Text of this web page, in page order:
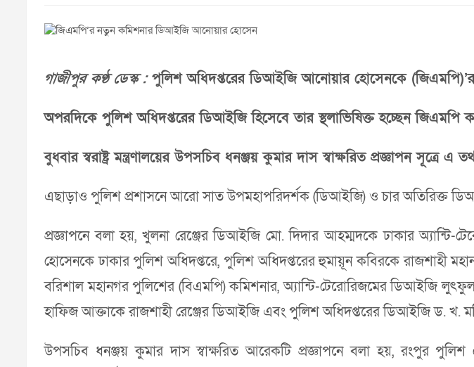
গাজীপুর কণ্ঠ ডেস্ক :পুলিশ অধিদপ্তরের ডিআইজি আনোয়ার হোসেনকে (জিএমপি)’র
অপরদিকে পুলিশ অধিদপ্তরের ডিআইজি হিসেবে তার স্থলাভিষিক্ত হচ্ছেন জিএমপি
বুধবার স্বরাষ্ট্র মন্ত্রণালয়ের উপসচিব ধনঞ্জয় কুমার দাস স্বাক্ষরিত প্রজ্ঞাপন সূত্রে এ
এছাড়াও পুলিশ প্রশাসনে আরো সাত উপমহাপরিদর্শক (ডিআইজি) ও চার অতিরিক্ত
প্রজ্ঞাপনে বলা হয়, খুলনা রেঞ্জের ডিআইজি মো. দিদার আহম্মদকে ঢাকার
হোসেনকে ঢাকার পুলিশ অধিদপ্তরে, পুলিশ অধিদপ্তরের হুমায়ূন কবিরকে রাজশাহী
বরিশাল মহানগর পুলিশের (বিএমপি) কমিশনার, অ্যান্টি-টেরোরিজমের ডিআইজি
হাফিজ আক্তাকে রাজশাহী রেঞ্জের ডিআইজি এবং পুলিশ অধিদপ্তরের ডিআইজি ড. খ.
উপসচিব ধনঞ্জয় কুমার দাস স্বাক্ষরিত আরেকটি প্রজ্ঞাপনে বলা হয়, রংপুর